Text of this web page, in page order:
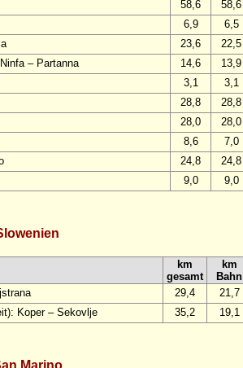
58,6
58,6
6,9
6,5
23,6
22,5
– Partanna 14,6
13,9
3,1
3,1
28,8
28,8
28,0
28,0
8,6
7,0
24,8
24,8
9,0 9,0
km
gesamt
km
Bahn
29,4
21,7
Koper – Sekovlje 35,2 19,1